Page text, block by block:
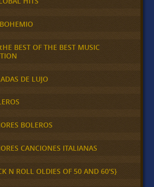
BEST OF THE BEST MUSIC
DE LUJO
BOLEROS
CANCIONES ITALIANAS
N ROLL OLDIES OF 50 AND 60'S}